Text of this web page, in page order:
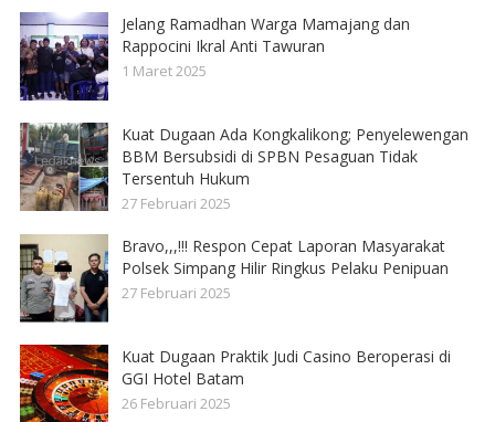
Jelang Ramadhan Warga Mamajang dan
Rappocini Ikral Anti Tawuran
1 Maret 2025
Kuat Dugaan Ada Kongkalikong; Penyelewengan
BBM Bersubsidi di SPBN Pesaguan Tidak
Tersentuh Hukum
27 Februari 2025
Bravo,,,!!! Respon Cepat Laporan Masyarakat
Polsek Simpang Hilir Ringkus Pelaku Penipuan
27 Februari 2025
Kuat Dugaan Praktik Judi Casino Beroperasi di
GGI Hotel Batam
26 Februari 2025